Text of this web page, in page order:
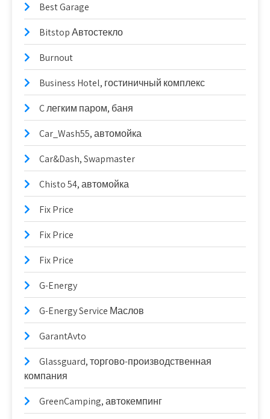
Best Garage
Bitstop Автостекло
Burnout
Business Hotel, гостиничный комплекс
C легким паром, баня
Car_Wash55, автомойка
Car&Dash, Swapmaster
Chisto 54, автомойка
Fix Price
Fix Price
Fix Price
G-Energy
G-Energy Service Маслов
GarantAvto
Glassguard, торгово-производственная
компания
GreenCamping, автокемпинг